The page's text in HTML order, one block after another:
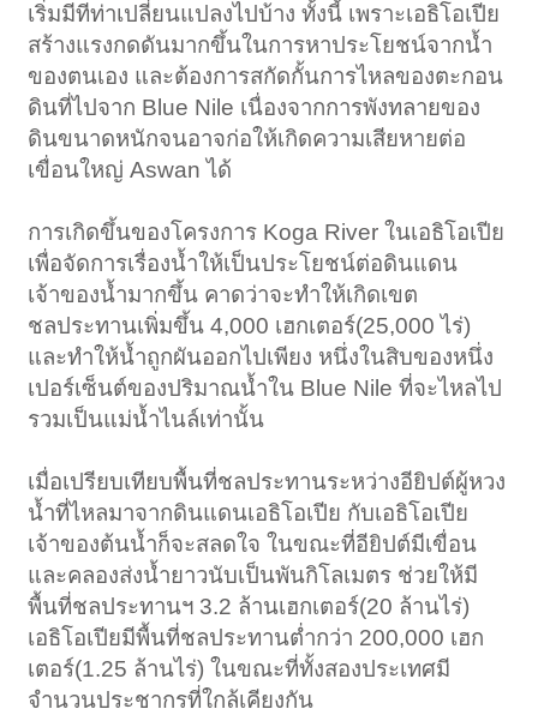
เริ่มมีทีท่าเปลี่ยนแปลงไปบ้าง ทั้งนี้ เพราะเอธิโอเปีย
สร้างแรงกดดันมากขึ้นในการหาประโยชน์จากน้ำ
ของตนเอง และต้องการสกัดกั้นการไหลของตะกอน
ดินที่ไปจาก Blue Nile เนื่องจากการพังทลายของ
ดินขนาดหนักจนอาจก่อให้เกิดความเสียหายต่อ
เขื่อนใหญ่ Aswan ได้
การเกิดขึ้นของโครงการ Koga River ในเอธิโอเปีย
เพื่อจัดการเรื่องน้ำให้เป็นประโยชน์ต่อดินแดน
เจ้าของน้ำมากขึ้น คาดว่าจะทำให้เกิดเขต
ชลประทานเพิ่มขึ้น 4,000 เฮกเตอร์(25,000 ไร่)
และทำให้น้ำถูกผันออกไปเพียง หนึ่งในสิบของหนึ่ง
เปอร์เซ็นต์ของปริมาณน้ำใน Blue Nile ที่จะไหลไป
รวมเป็นแม่น้ำไนล์เท่านั้น
เมื่อเปรียบเทียบพื้นที่ชลประทานระหว่างอียิปต์ผู้หวง
น้ำที่ไหลมาจากดินแดนเอธิโอเปีย กับเอธิโอเปีย
เจ้าของต้นน้ำก็จะสลดใจ ในขณะที่อียิปต์มีเขื่อน
และคลองส่งน้ำยาวนับเป็นพันกิโลเมตร ช่วยให้มี
พื้นที่ชลประทานฯ 3.2 ล้านเฮกเตอร์(20 ล้านไร่)
เอธิโอเปียมีพื้นที่ชลประทานต่ำกว่า 200,000 เฮก
เตอร์(1.25 ล้านไร่) ในขณะที่ทั้งสองประเทศมี
จำนวนประชากรที่ใกล้เคียงกัน